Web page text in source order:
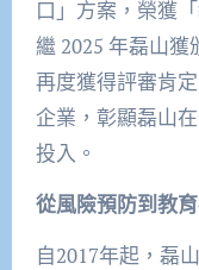
口」方案，榮獲
繼 2025 年磊山獲
再度獲得評審肯
企業，彰顯磊山
投入。
從風險預防到教
自2017年起，磊